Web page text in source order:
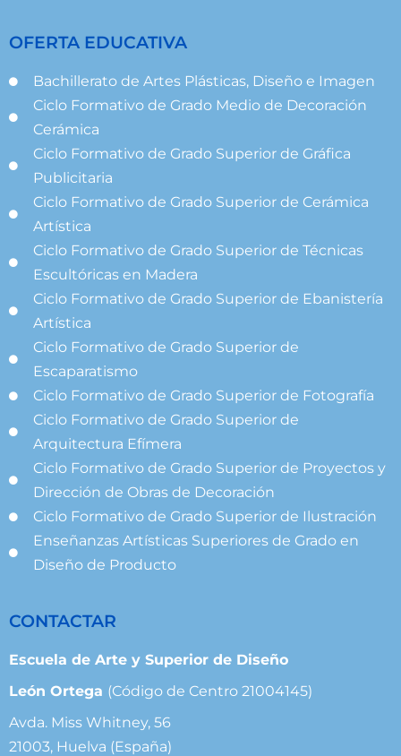
OFERTA EDUCATIVA
Bachillerato de Artes Plásticas, Diseño e Imagen
Ciclo Formativo de Grado Medio de Decoración
Cerámica
Ciclo Formativo de Grado Superior de Gráfica
Publicitaria
Ciclo Formativo de Grado Superior de Cerámica
Artística
Ciclo Formativo de Grado Superior de Técnicas
Escultóricas en Madera
Ciclo Formativo de Grado Superior de Ebanistería
Artística
Ciclo Formativo de Grado Superior de
Escaparatismo
Ciclo Formativo de Grado Superior de Fotografía
Ciclo Formativo de Grado Superior de
Arquitectura Efímera
Ciclo Formativo de Grado Superior de Proyectos y
Dirección de Obras de Decoración
Ciclo Formativo de Grado Superior de Ilustración
Enseñanzas Artísticas Superiores de Grado en
Diseño de Producto
CONTACTAR
Escuela de Arte y Superior de Diseño
León Ortega (Código de Centro 21004145)
Avda. Miss Whitney, 56
21003, Huelva (España)